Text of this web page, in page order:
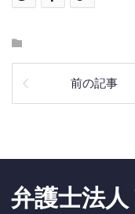
前の記事
弁護士法